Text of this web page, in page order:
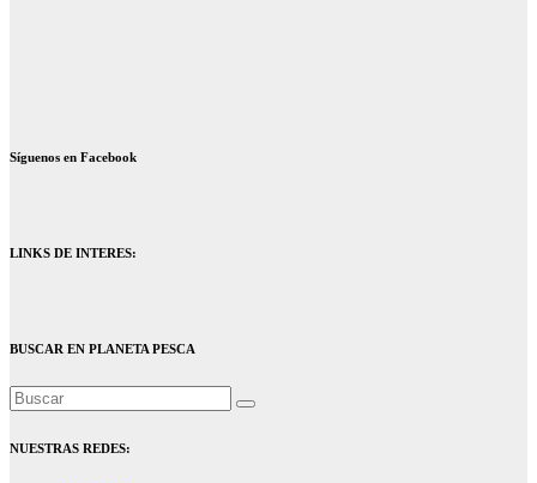
Síguenos en Facebook
LINKS DE INTERES:
BUSCAR EN PLANETA PESCA
NUESTRAS REDES: